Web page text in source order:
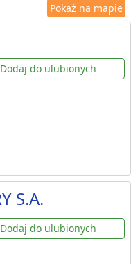
Pokaż na mapie
Dodaj do ulubionych
S.A.
Dodaj do ulubionych